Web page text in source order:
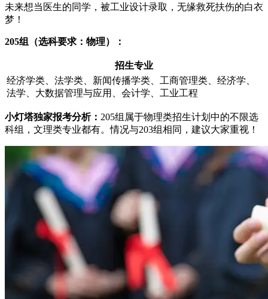
未来想当医生的同学，被工业设计录取，无缘救死扶伤的白衣
梦！
205组（选科要求： 物理）：
招生专业
经济学类、法学类、新闻传播学类、工商管理类、经济学、
法学、大数据管理与应用、会计学、工业工程
小灯塔独家报考分析： 205组属于物理类招生计划中的不限选
科组，文理类专业都有。情况与203组相同，建议大家重视！